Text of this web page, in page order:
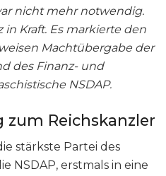
nicht mehr notwendig.
in Kraft. Es markierte den
Machtübergabe der
des Finanz- und
NSDAP.
zum Reichskanzler
stärkste Partei des
NSDAP, erstmals in eine